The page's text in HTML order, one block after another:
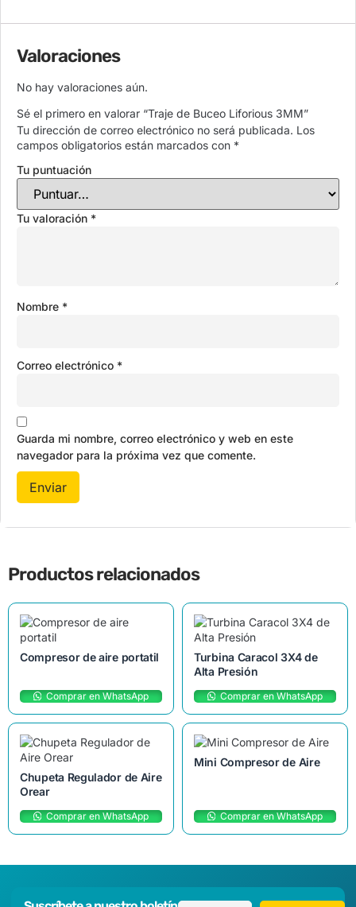
Valoraciones
No hay valoraciones aún.
Sé el primero en valorar “Traje de Buceo Liforious 3MM”
Tu dirección de correo electrónico no será publicada. Los
campos obligatorios están marcados con *
Tu puntuación
Tu valoración *
Nombre *
Correo electrónico *
Guarda mi nombre, correo electrónico y web en este
navegador para la próxima vez que comente.
Productos relacionados
Compresor de aire portatil
Comprar en WhatsApp
Turbina Caracol 3X4 de
Alta Presión
Comprar en WhatsApp
Chupeta Regulador de Aire
Orear
Comprar en WhatsApp
Mini Compresor de Aire
Comprar en WhatsApp